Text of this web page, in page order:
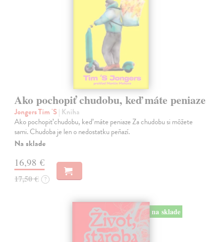
Ako pochopiť chudobu, keď máte peniaze
Jongers Tim 'S| Kniha
Ako pochopiť chudobu, keď máte peniaze Za chudobu si môžete
sami. Chudoba je len o nedostatku peňazí.
Na sklade
16,98 €
17,50 € ?
na sklade